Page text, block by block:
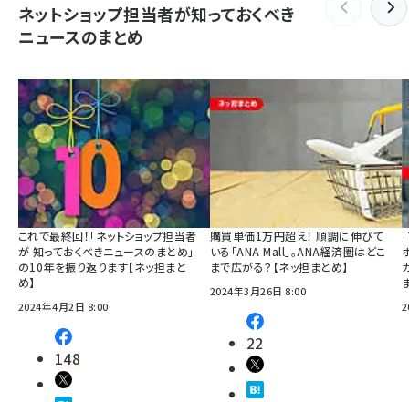
ネットショップ担当者が知っておくべき
ニュースのまとめ
これで最終回！「ネットショップ担当者
が 知っておくべきニュースのまとめ」
の10年を振り返ります【ネッ担まと
め】
2024年4月2日 8:00
148
購買単価1万円超え！ 順調に伸びて
いる「ANA Mall」。ANA経済圏はどこ
まで広がる？【ネッ担まとめ】
2024年3月26日 8:00
22